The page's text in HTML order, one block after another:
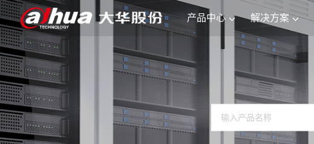
产品中心 解决方案